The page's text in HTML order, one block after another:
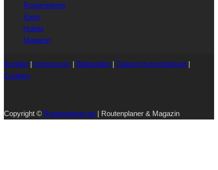
Routenplaner
Karte
Hotels
Magazin
Kontakt | Impressum | Bildquellen | Datenschutzerklärung |
Cookies
Copyright © Routenplaner.de | Routenplaner & Magazin